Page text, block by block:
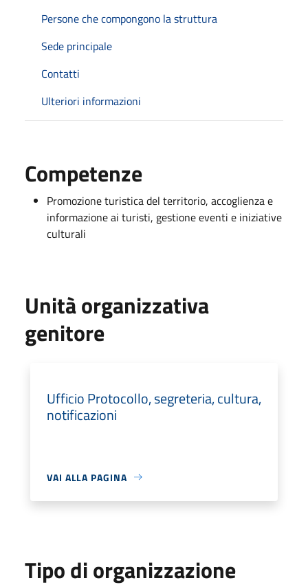
Persone che compongono la struttura
Sede principale
Contatti
Ulteriori informazioni
Competenze
Promozione turistica del territorio, accoglienza e
informazione ai turisti, gestione eventi e iniziative
culturali
Unità organizzativa
genitore
Ufficio Protocollo, segreteria, cultura,
notificazioni
VAI ALLA PAGINA
Tipo di organizzazione